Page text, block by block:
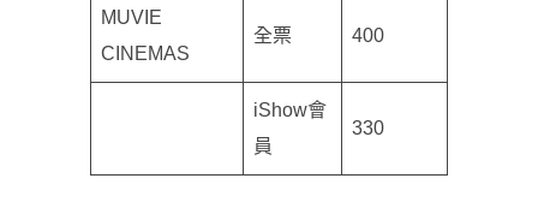
MUVIE
CINEMAS
全票 400
iShow會
員
330